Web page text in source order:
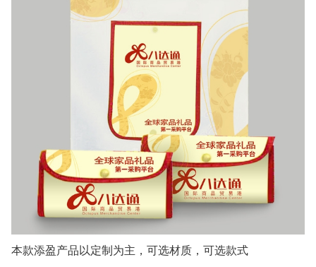
本款添盈产品以定制为主，可选材质，可选款式